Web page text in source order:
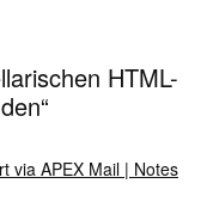
HTML-
via APEX Mail | Notes